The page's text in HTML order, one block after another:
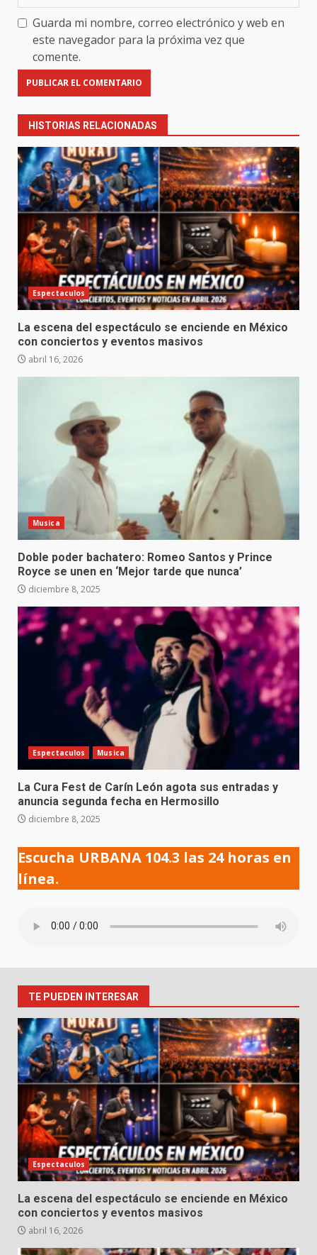
Guarda mi nombre, correo electrónico y web en
este navegador para la próxima vez que
comente.
HISTORIAS RELACIONADAS
Espectaculos
La escena del espectáculo se enciende en México
con conciertos y eventos masivos
abril 16, 2026
Musica
Doble poder bachatero: Romeo Santos y Prince
Royce se unen en ‘Mejor tarde que nunca’
diciembre 8, 2025
Espectaculos Musica
La Cura Fest de Carín León agota sus entradas y
anuncia segunda fecha en Hermosillo
diciembre 8, 2025
Escucha URBANA 104.3 las 24 horas en
línea.
TE PUEDEN INTERESAR
Espectaculos
La escena del espectáculo se enciende en México
con conciertos y eventos masivos
abril 16, 2026